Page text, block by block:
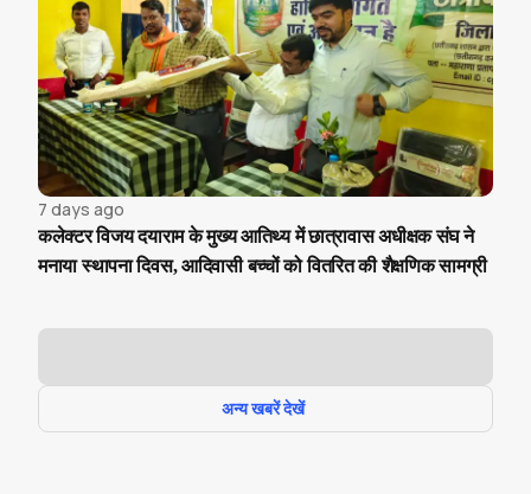
7 days ago
कलेक्टर विजय दयाराम के मुख्य आतिथ्य में छात्रावास अधीक्षक संघ ने
मनाया स्थापना दिवस, आदिवासी बच्चों को वितरित की शैक्षणिक सामग्री
अन्य खबरें देखें